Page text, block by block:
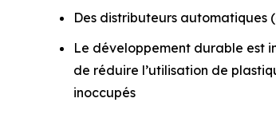
Des distributeurs automatiques
Le développement durable est
de réduire l’utilisation de
inoccupés